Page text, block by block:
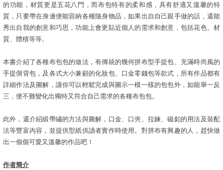
的功能，材質更是五花八門，而布包特有的柔和感，具有舒適又溫馨的特
質，只要帶在身邊便能容納各種隨身物品，如果出自自己親手做的話，還能
秀出自我的創意和巧思，功能上會更貼近個人的需求和創意，包括花色、材
質、體積等等。
本書介紹了各種布包包的做法，有傳統的幾何拼布型手提包、充滿時尚風的
手提側背包，及各式大小兼顧的化妝包、口金零錢包等款式，所有作品都有
詳細作法及圖解，讓你可以輕鬆完成與圖示一模一樣的包包外，如能舉一反
三，便不難變化出獨特又符合自己需求的各種布包包。
此外，還介紹緞帶繡的方法與圖解，口金、口夾、拉鍊、磁釦的用法及裝配
法等豐富內容，並提供型紙供讀者實作時使用。對拼布有興趣的人，趕快做
出一個個可愛又溫馨的作品吧！
作者簡介